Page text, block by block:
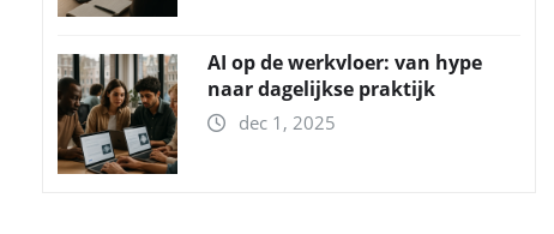
AI op de werkvloer: van hype
naar dagelijkse praktijk
dec 1, 2025